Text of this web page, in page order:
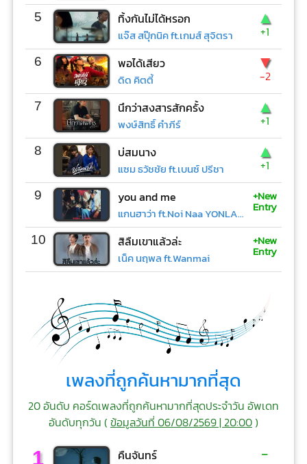
5 ทิ้งกันไม่ได้หรอก
แจ๊ส สปุ๊กนิค ft.เกมส์ สุจิตรา
▲
+1
6 พอได้เสียว
ดิด คิตตี้
▼
-2
7 นึกว่าสงสารสักครั้ง
พงษ์สิทธิ์ คำภีร์
▲
+1
8 บ่สมนาง
แซม ธวัชชัย ft.เบนซ์ ปรีชา
▲
+1
9 you and me
แกนฮาว่า ft.Noi Naa YONLAPA
+New
Entry
10 สิลืมเขาแล้วล่ะ
เน็ค นฤพล ft.Wanmai
+New
Entry
เพลงที่ถูกค้นหามากที่สุด
20 อันดับ คอร์ดเพลงที่ถูกค้นหามากที่สุดประจำวัน อัพเดท
อันดับทุกวัน (ข้อมูลวันที่ 06/08/2569 | 20:00)
1 คืนจันทร์ -